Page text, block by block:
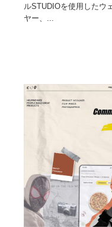
ルSTUDIOを使用したウ
ヤー、...